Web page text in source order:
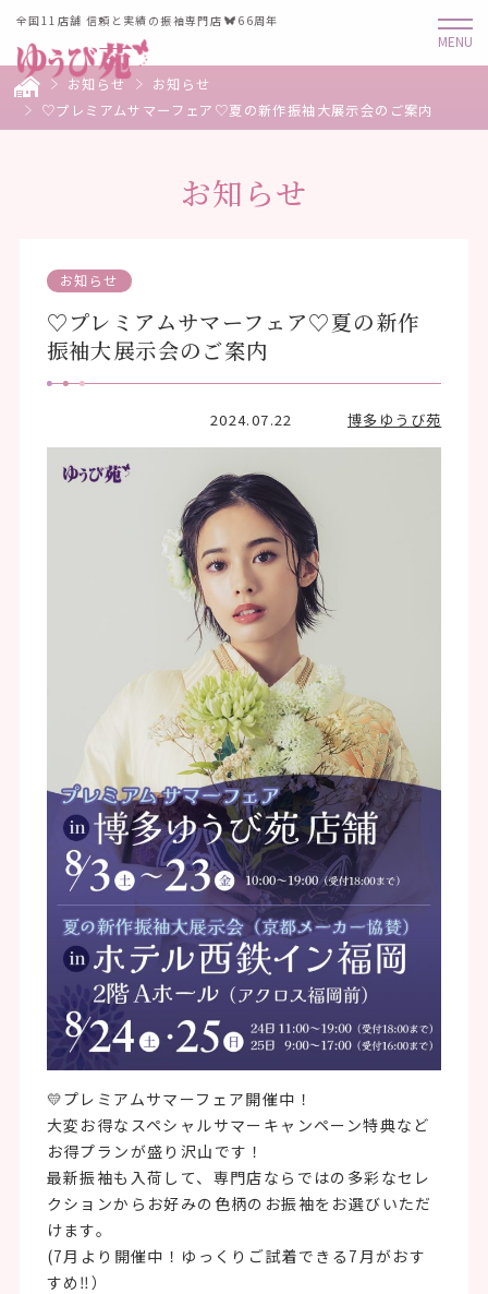
全国11店舗 信頼と実績の振袖専門店 66周年
お知らせ
お知らせ
♡プレミアムサマーフェア♡夏の新作振袖大展示会のご案内
お知らせ
お知らせ
♡プレミアムサマーフェア♡夏の新作
振袖大展示会のご案内
2024.07.22 博多ゆうび苑
💛プレミアムサマーフェア開催中！
大変お得なスペシャルサマーキャンペーン特典など
お得プランが盛り沢山です！
最新振袖も入荷して、専門店ならではの多彩なセレ
クションからお好みの色柄のお振袖をお選びいただ
けます。
(7月より開催中！ゆっくりご試着できる7月がおす
すめ‼）